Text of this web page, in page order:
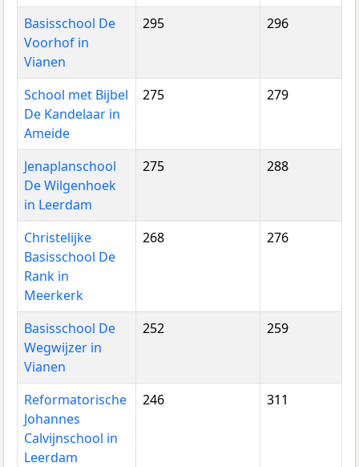
Basisschool De
Voorhof in
Vianen
295 296
School met Bijbel
De Kandelaar in
Ameide
275 279
Jenaplanschool
De Wilgenhoek
in Leerdam
275 288
Christelijke
Basisschool De
Rank in
Meerkerk
268 276
Basisschool De
Wegwijzer in
Vianen
252 259
Reformatorische
Johannes
Calvijnschool in
Leerdam
246 311